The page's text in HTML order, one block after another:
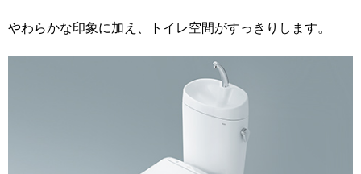
やわらかな印象に加え、トイレ空間がすっきりします。